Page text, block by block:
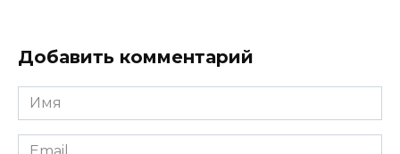
Добавить комментарий
Имя
*
Email